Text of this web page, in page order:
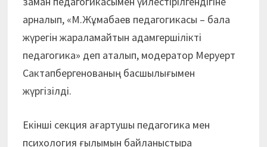
арналып, «М.Жұмабаев педагогикасы – бала
жүрегін жараламайтын адамгершілікті
педагогика» деп аталып, модератор Меруерт
Сактапбергенованың басшылығымен
жүргізілді.
Екінші секция ағартушы педагогика мен
психология ғылымын байланыстыра